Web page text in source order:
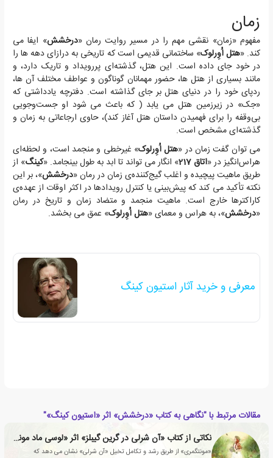
زمان
مفهوم «زمان» نقشی مهم را در مسیر روایت رمان «درخشش» ایفا می
کند. «هتل اُوِرلوک» ساختمانی قدیمی است که تاریخی به درازای دهه ها را
در خود جای داده است. این هتل، گذشته‌ای پررویداد و تاریک دارد، و
مانند بسیاری از هتل ها، حضور مهمانان گوناگون و عواطف مختلف آن ها،
ردپای خود را در دنیای هتل بر جای گذاشته است. دفترچه یادداشتی که
«جک» در زیرزمین هتل می یابد ( که باعث می شود او جست‌وجویی
بی‌وقفه را برای فهمیدن داستان هتل آغاز کند)، حاوی ارجاعاتی به زمان و
گذشته‌ای مشخص است.
می توان گفت زمان در «هتل اُوِرلوک» غیرخطی و منجمد است، و لحظه‌ای
هراس‌انگیز در «اتاق 217 » انگار می تواند تا ابد به طول بینجامد. «کینگ» از
طریق ماهیت پیچیده و اغلب گیج‌کننده‌ی زمان در رمان «درخشش»، بر این
نکته تأکید می کند که پیش‌بینی یا کنترل رویدادها در اکثر اوقات از عهده‌ی
کاراکترها خارج است. ماهیت منجمد و متضاد زمان و تاریخ در رمان
«درخشش»، به هراس و معمای «هتل اُوِرلوک» عمق می بخشد.
معرفی و خرید آثار استیون کینگ
مقالات مرتبط با "نگاهی به کتاب «درخشش» اثر «استیون کینگ»"
نکاتی از کتاب «آن شرلی در گرین گیبلز» اثر «لوسی ماد مونتگمری»
«مونتگمری» از طریق رشد و تکامل تخیل «آن شرلی» نشان می دهد که